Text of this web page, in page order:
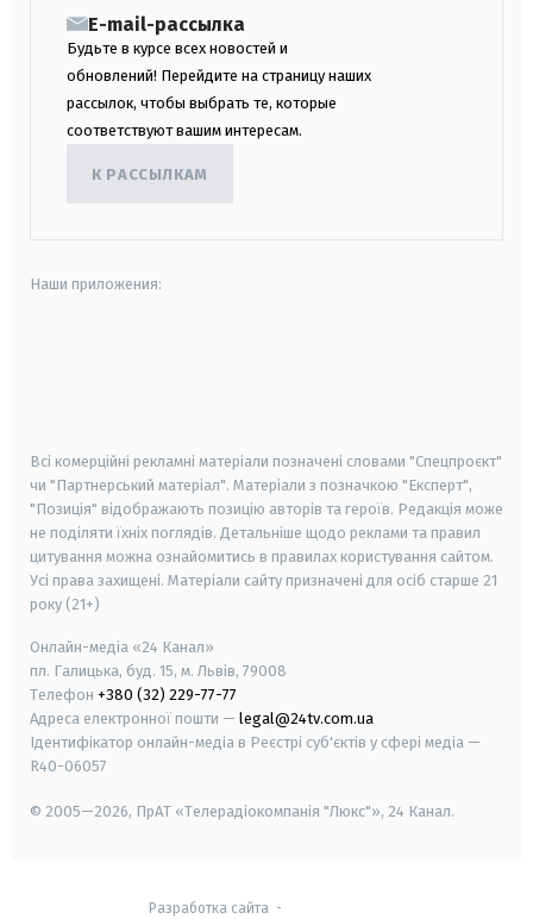
E-mail-рассылка
Будьте в курсе всех новостей и
обновлений! Перейдите на страницу наших
рассылок, чтобы выбрать те, которые
соответствуют вашим интересам.
К РАССЫЛКАМ
Наши приложения:
Всі комерційні рекламні матеріали позначені словами "Спецпроєкт"
чи "Партнерський матеріал". Матеріали з позначкою "Експерт",
"Позиція" відображають позицію авторів та героїв. Редакція може
не поділяти їхніх поглядів. Детальніше щодо реклами та правил
цитування можна ознайомитись в правилах користування сайтом.
Усі права захищені. Матеріали сайту призначені для осіб старше 21
року (21+)
Онлайн-медіа «24 Канал»
пл. Галицька, буд. 15, м. Львів, 79008
Телефон +380 (32) 229-77-77
Адреса електронної пошти — legal@24tv.com.ua
Ідентифікатор онлайн-медіа в Реєстрі суб'єктів у сфері медіа —
R40-06057
© 2005—2026, ПрАТ «Телерадіокомпанія "Люкс"», 24 Канал.
Разработка сайта -